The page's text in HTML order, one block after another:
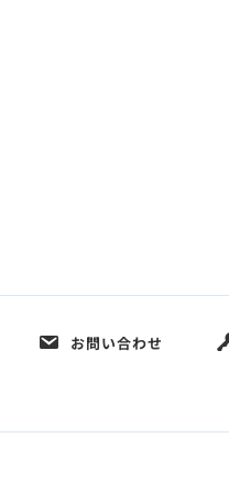
お問い合わせ